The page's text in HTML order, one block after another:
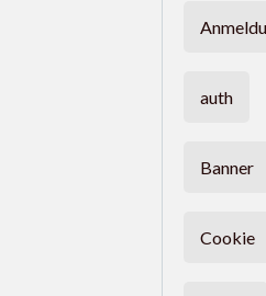
auth
Banner
Cookie